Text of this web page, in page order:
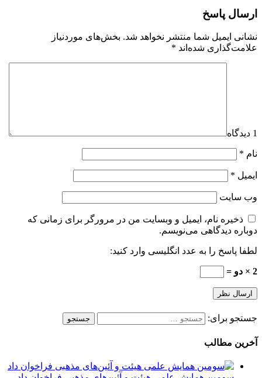
ارسال پاسخ
نشانی ایمیل شما منتشر نخواهد شد. بخش‌های موردنیاز
علامت‌گذاری شده‌اند *
1 دیدگاه
نام *
ایمیل *
وب‌ سایت
ذخیره نام، ایمیل و وبسایت من در مرورگر برای زمانی که
دوباره دیدگاهی می‌نویسم.
لطفا پاسخ را به عدد انگلیسی وارد کنید:
2 × دو =
جستجو برای:
آخرین مطالب